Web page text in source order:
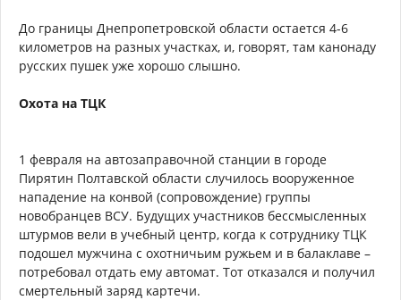
До границы Днепропетровской области остается 4-6
километров на разных участках, и, говорят, там канонаду
русских пушек уже хорошо слышно.
Охота на ТЦК
1 февраля на автозаправочной станции в городе
Пирятин Полтавской области случилось вооруженное
нападение на конвой (сопровождение) группы
новобранцев ВСУ. Будущих участников бессмысленных
штурмов вели в учебный центр, когда к сотруднику ТЦК
подошел мужчина с охотничьим ружьем и в балаклаве –
потребовал отдать ему автомат. Тот отказался и получил
смертельный заряд картечи.